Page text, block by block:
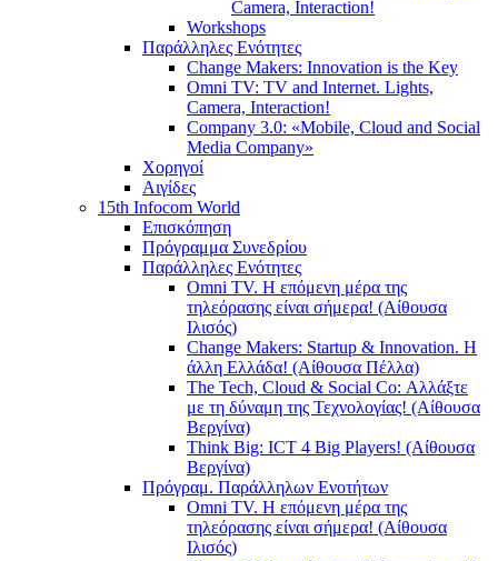
Camera, Interaction!
Workshops
Παράλληλες Ενότητες
Change Makers: Innovation is the Key
Omni TV: TV and Internet. Lights,
Camera, Interaction!
Company 3.0: «Mobile, Cloud and Social
Media Company»
Χορηγοί
Αιγίδες
15th Infocom World
Επισκόπηση
Πρόγραμμα Συνεδρίου
Παράλληλες Ενότητες
Omni TV. Η επόμενη μέρα της
τηλεόρασης είναι σήμερα! (Αίθουσα
Ιλισός)
Change Makers: Startup & Innovation. Η
άλλη Ελλάδα! (Αίθουσα Πέλλα)
The Tech, Cloud & Social Co: Αλλάξτε
με τη δύναμη της Τεχνολογίας! (Αίθουσα
Βεργίνα)
Think Big: ICT 4 Big Players! (Αίθουσα
Βεργίνα)
Πρόγραμ. Παράλληλων Ενοτήτων
Omni TV. Η επόμενη μέρα της
τηλεόρασης είναι σήμερα! (Αίθουσα
Ιλισός)